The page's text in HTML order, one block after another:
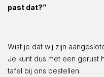
past dat?”
Wist je dat wij zijn
Je kunt dus met een gerust
tafel bij ons bestellen.